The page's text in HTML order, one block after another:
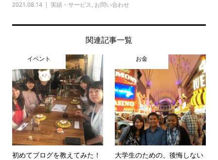
2021.08.14 実績・サービス, お問い合わせ
関連記事一覧
イベント
初めてブログを教えてみた！
お金
大学生のための、後悔しない